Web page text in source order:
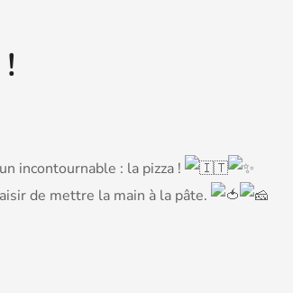
incontournable : la pizza !
de mettre la main à la pâte.